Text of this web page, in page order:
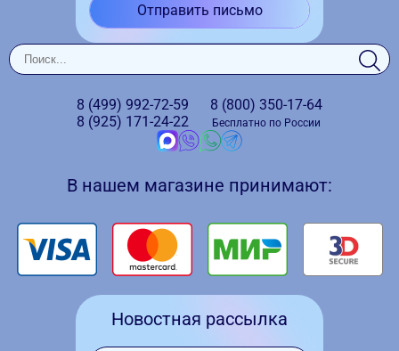
Отправить письмо
8 (499) 992-72-59
8 (925) 171-24-22
8 (800) 350-17-64
Бесплатно по России
В нашем магазине принимают:
Новостная рассылка